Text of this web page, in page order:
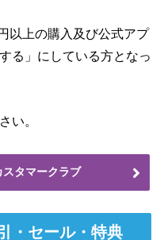
以上の購入及び公式アプ
る」にしている方となっ
い。
タマークラブ
・セール・特典